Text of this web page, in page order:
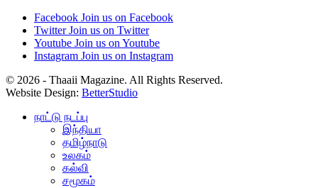
Facebook Join us on Facebook
Twitter Join us on Twitter
Youtube Join us on Youtube
Instagram Join us on Instagram
© 2026 - Thaaii Magazine. All Rights Reserved.
Website Design: BetterStudio
நாட்டு நடப்பு
இந்தியா
தமிழ்நாடு
உலகம்
கல்வி
சமூகம்